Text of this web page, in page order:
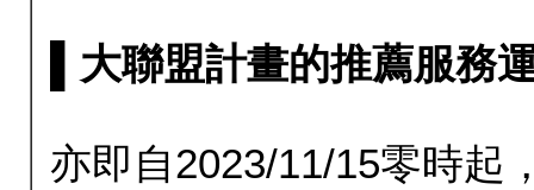
▌大聯盟計畫的推薦服務
亦即自2023/11/15零時起